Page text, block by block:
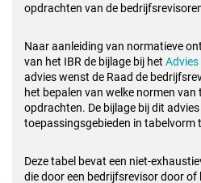
opdrachten van de
Naar aanleiding van normatieve
van het IBR de bijlage bij het Advies
advies wenst de Raad de
het bepalen van welke normen
opdrachten. De bijlage bij dit
toepassingsgebieden in tabelvorm
Deze tabel bevat een niet-
die door een bedrijfsrevisor door of